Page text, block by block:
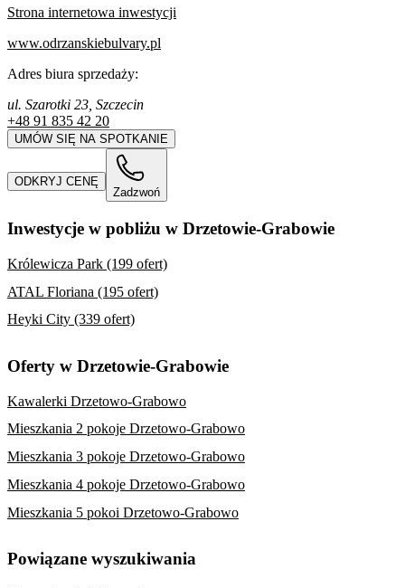
Strona internetowa inwestycji
www.odrzanskiebulvary.pl
Adres biura sprzedaży:
ul. Szarotki 23, Szczecin
+48 91 835 42 20
UMÓW SIĘ NA SPOTKANIE
ODKRYJ CENĘ
Zadzwoń
Inwestycje w pobliżu w Drzetowie-Grabowie
Królewicza Park (199 ofert)
ATAL Floriana (195 ofert)
Heyki City (339 ofert)
Oferty w Drzetowie-Grabowie
Kawalerki Drzetowo-Grabowo
Mieszkania 2 pokoje Drzetowo-Grabowo
Mieszkania 3 pokoje Drzetowo-Grabowo
Mieszkania 4 pokoje Drzetowo-Grabowo
Mieszkania 5 pokoi Drzetowo-Grabowo
Powiązane wyszukiwania